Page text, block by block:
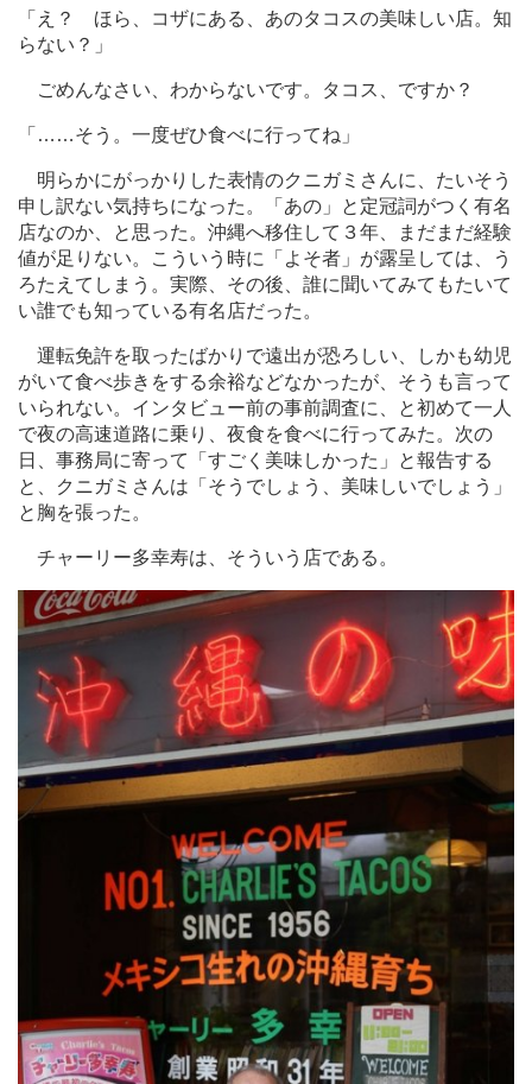
「え？ ほら、コザにある、あのタコスの美味しい店。知
らない？」
ごめんなさい、わからないです。タコス、ですか？
「 … …そう。一度ぜひ食べに行ってね」
明らかにがっかりした表情のクニガミさんに、たいそう
申し訳ない気持ちになった。「あの」と定冠詞がつく有名
店なのか、と思った。沖縄へ移住して３年、まだまだ経験
値が足りない。こういう時に「よそ者」が露呈しては、う
ろたえてしまう。実際、その後、誰に聞いてみてもたいて
い誰でも知っている有名店だった。
運転免許を取ったばかりで遠出が恐ろしい、しかも幼児
がいて食べ歩きをする余裕などなかったが、そうも言って
いられない。インタビュー前の事前調査に、と初めて一人
で夜の高速道路に乗り、夜食を食べに行ってみた。次の
日、事務局に寄って「すごく美味しかった」と報告する
と、クニガミさんは「そうでしょう、美味しいでしょう」
と胸を張った。
チャーリー多幸寿は、そういう店である。